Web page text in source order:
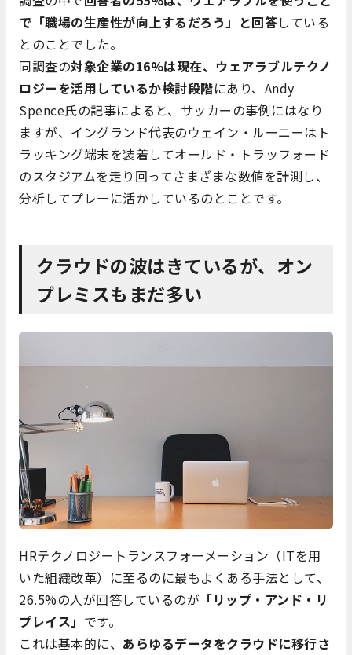
で「職場の生産性が向上するだろう」と回答している
とのことでした。
同調査の対象企業の16%は現在、ウェアラブルテクノ
ロジーを活用しているか検討段階にあり、Andy
Spence氏の記事によると、サッカーの事例にはなり
ますが、イングランド代表のウェイン・ルーニーはト
ラッキング端末を装着してオールド・トラッフォード
のスタジアムを走り回ってさまざまな数値を計測し、
分析してプレーに活かしているのとことです。
クラウドの波はきているが、オン
プレミスもまだ多い
HRテクノロジートランスフォーメーション（ITを用
いた組織改革）に至るのに最もよくある手法として、
26.5%の人が回答しているのが 「リップ・アンド・リ
プレイス」 です。
これは基本的に、 あらゆるデータをクラウドに移行さ